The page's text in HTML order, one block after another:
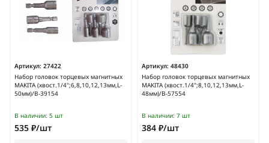
Артикул: 27422
Набор головок торцевых магнитных
MAKITA (хвост.1/4";6,8,10,12,13мм,L-
50мм)/B-39154
В наличии: 5 шт
535 ₽/шт
Артикул: 48430
Набор головок торцевых магнитных
MAKITA (хвост.1/4";8,10,12,13мм,L-
48мм)/B-57554
В наличии: 7 шт
384 ₽/шт